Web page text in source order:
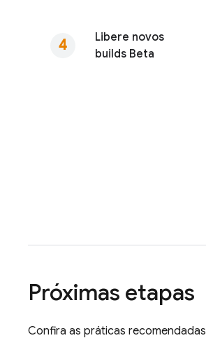
Libere novos
builds Beta
Próximas etapas
Confira as práticas recomendadas